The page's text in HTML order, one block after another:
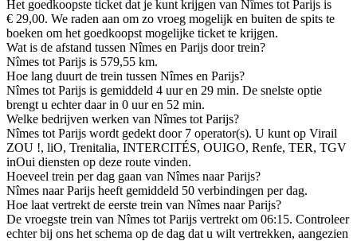
Het goedkoopste ticket dat je kunt krijgen van Nîmes tot Parijs is
€ 29,00. We raden aan om zo vroeg mogelijk en buiten de spits te
boeken om het goedkoopst mogelijke ticket te krijgen.
Wat is de afstand tussen Nîmes en Parijs door trein?
Nîmes tot Parijs is 579,55 km.
Hoe lang duurt de trein tussen Nîmes en Parijs?
Nîmes tot Parijs is gemiddeld 4 uur en 29 min. De snelste optie
brengt u echter daar in 0 uur en 52 min.
Welke bedrijven werken van Nîmes tot Parijs?
Nîmes tot Parijs wordt gedekt door 7 operator(s). U kunt op Virail
ZOU !, liO, Trenitalia, INTERCITÉS, OUIGO, Renfe, TER, TGV
inOui diensten op deze route vinden.
Hoeveel trein per dag gaan van Nîmes naar Parijs?
Nîmes naar Parijs heeft gemiddeld 50 verbindingen per dag.
Hoe laat vertrekt de eerste trein van Nîmes naar Parijs?
De vroegste trein van Nîmes tot Parijs vertrekt om 06:15. Controleer
echter bij ons het schema op de dag dat u wilt vertrekken, aangezien